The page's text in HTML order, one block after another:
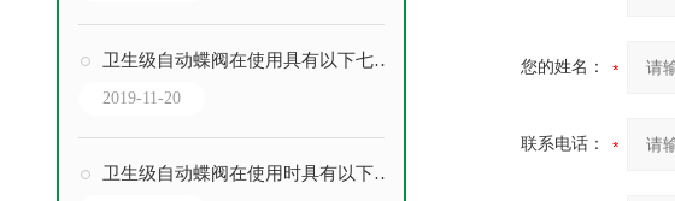
卫生级自动蝶阀在使用具有以下七大优点
2019-11-20
卫生级自动蝶阀在使用时具有以下五点优势
您的姓名：
联系电话：